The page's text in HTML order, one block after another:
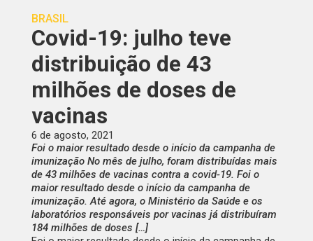
BRASIL
Covid-19: julho teve
distribuição de 43
milhões de doses de
vacinas
6 de agosto, 2021
Foi o maior resultado desde o início da campanha de
imunização No mês de julho, foram distribuídas mais
de 43 milhões de vacinas contra a covid-19. Foi o
maior resultado desde o início da campanha de
imunização. Até agora, o Ministério da Saúde e os
laboratórios responsáveis por vacinas já distribuíram
184 milhões de doses […]